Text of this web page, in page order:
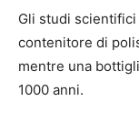
Gli studi
contenitore di
mentre una
1000 anni.